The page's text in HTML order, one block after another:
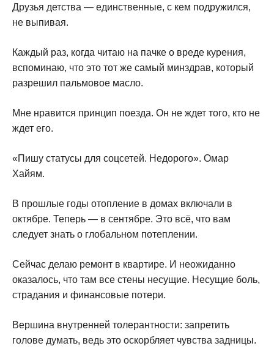
Друзья детства — единственные, с кем подружился,
не выпивая.
Каждый раз, когда читаю на пачке о вреде курения,
вспоминаю, что это тот же самый минздрав, который
разрешил пальмовое масло.
Мне нравится принцип поезда. Он не ждет того, кто не
ждет его.
«Пишу статусы для соцсетей. Недорого». Омар
Хайям.
В прошлые годы отопление в домах включали в
октябре. Теперь — в сентябре. Это всё, что вам
следует знать о глобальном потеплении.
Сейчас делаю ремонт в квартире. И неожиданно
оказалось, что там все стены несущие. Несущие боль,
страдания и финансовые потери.
Вершина внутренней толерантности: запретить
голове думать, ведь это оскорбляет чувства задницы.